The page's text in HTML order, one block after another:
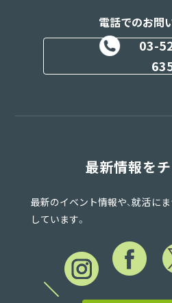
電話でのお問
03-
最新情報をチ
最新のイベント情報や、就活に
しています。